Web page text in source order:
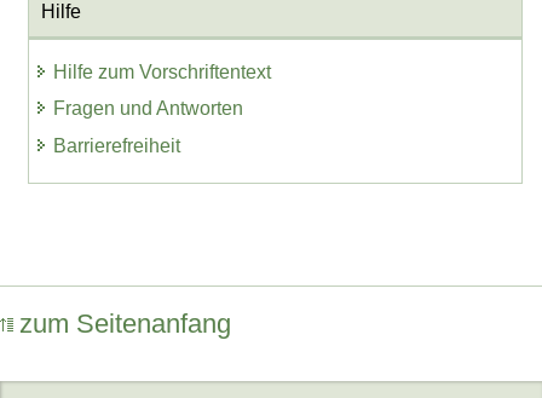
Hilfe
Hilfe zum Vorschriftentext
Fragen und Antworten
Barrierefreiheit
zum Seitenanfang